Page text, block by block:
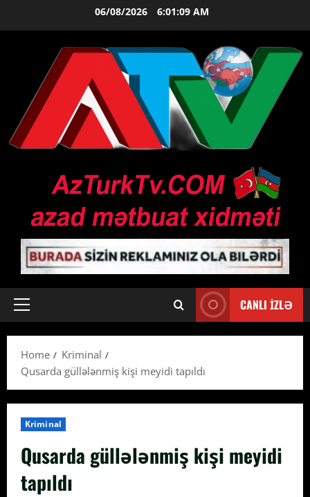
06/08/2026 6:01:10 AM
Primary
CANLI İZLƏ
Home
Kriminal
Qusarda güllələnmiş kişi meyidi tapıldı
Kriminal
Qusarda güllələnmiş kişi meyidi
tapıldı